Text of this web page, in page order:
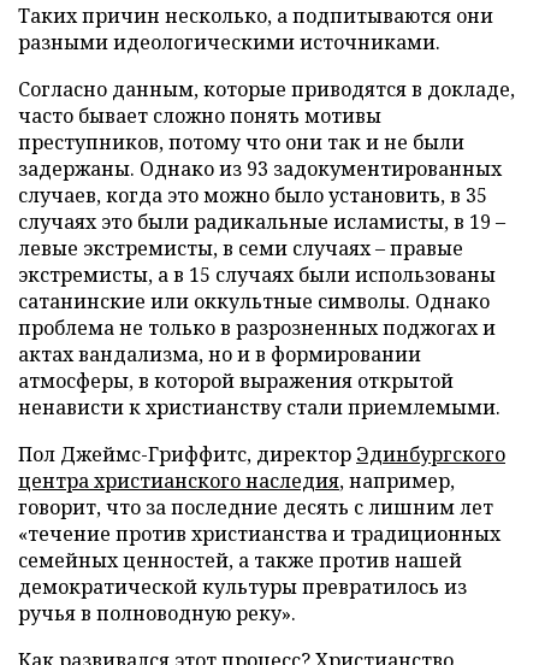
Таких причин несколько, а подпитываются они
разными идеологическими источниками.
Согласно данным, которые приводятся в докладе,
часто бывает сложно понять мотивы
преступников, потому что они так и не были
задержаны. Однако из 93 задокументированных
случаев, когда это можно было установить, в 35
случаях это были радикальные исламисты, в 19 –
левые экстремисты, в семи случаях – правые
экстремисты, а в 15 случаях были использованы
сатанинские или оккультные символы. Однако
проблема не только в разрозненных поджогах и
актах вандализма, но и в формировании
атмосферы, в которой выражения открытой
ненависти к христианству стали приемлемыми.
Пол Джеймс-Гриффитс, директор Эдинбургского
центра христианского наследия, например,
говорит, что за последние десять с лишним лет
«течение против христианства и традиционных
семейных ценностей, а также против нашей
демократической культуры превратилось из
ручья в полноводную реку».